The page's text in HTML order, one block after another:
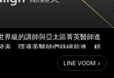
界級的講師與亞太區菁英醫師進
表。隱適美醫師們持續前進、精
與學術盛會的熱情，令我們深感
LINE VOOM